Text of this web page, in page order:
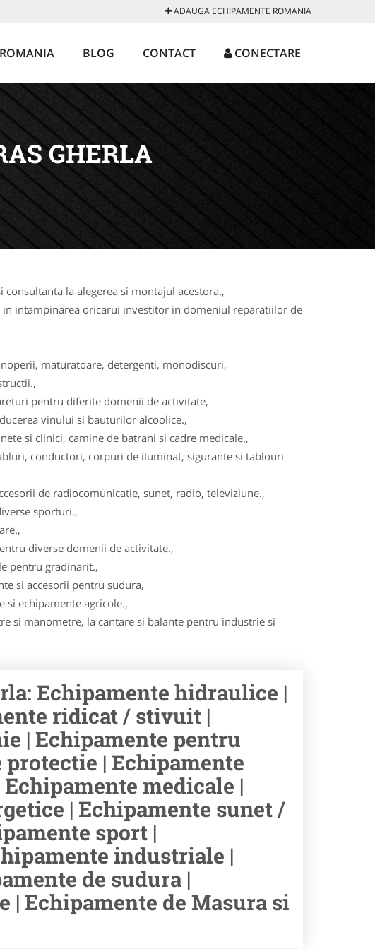
ADAUGA ECHIPAMENTE ROMANIA
BLOG CONTACT CONECTARE
GHERLA
la alegerea si montajul acestora.,
intampinarea oricarui investitor in domeniul reparatiilor de
maturatoare, detergenti, monodiscuri,
pentru diferite domenii de activitate,
vinului si bauturilor alcoolice.,
si clinici, camine de batrani si cadre medicale.,
conductori, corpuri de iluminat, sigurante si tablouri
de radiocomunicatie, sunet, radio, televiziune.,
sporturi.,
diverse domenii de activitate.,
pentru gradinarit.,
si accesorii pentru sudura,
si echipamente agricole.,
si manometre, la cantare si balante pentru industrie si
Echipamente hidraulice |
ridicat / stivuit |
| Echipamente pentru
| Echipamente
medicale |
| Echipamente sunet /
sport |
industriale |
de sudura |
Echipamente de Masura si